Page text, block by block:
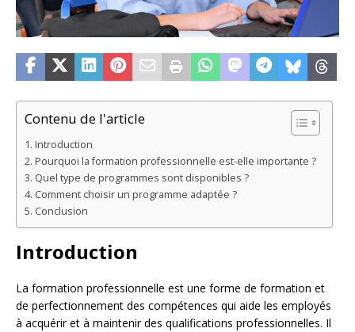
Contenu de l'article
Introduction
Pourquoi la formation professionnelle est-elle importante ?
Quel type de programmes sont disponibles ?
Comment choisir un programme adaptée ?
Conclusion
Introduction
La formation professionnelle est une forme de formation et
de perfectionnement des compétences qui aide les employés
à acquérir et à maintenir des qualifications professionnelles. Il